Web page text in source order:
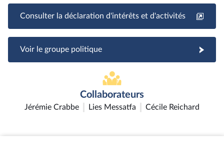
Consulter la déclaration d'intérêts et d'activités
Voir le groupe politique
Collaborateurs
Jérémie Crabbe Lies Messatfa Cécile Reichard